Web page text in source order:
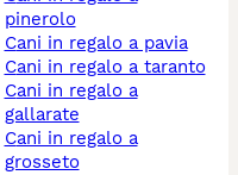
pinerolo
cani in regalo a pavia
cani in regalo a taranto
cani in regalo a
gallarate
cani in regalo a
grosseto